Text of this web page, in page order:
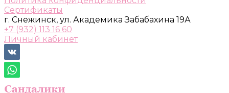
Сертификаты
г. Снежинск, ул. Академика Забабахина 19А
+7 (932) 113 16 60
Личный кабинет